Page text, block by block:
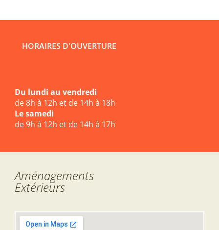
HORAIRES D'OUVERTURE
Du lundi au vendredi
de 8h à 12h et de 14h à 18h
Le samedi
de 9h à 12h et de 14h à 17h
Aménagements
Extérieurs